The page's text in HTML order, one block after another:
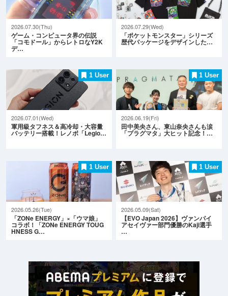
2026.07.30(Thu)
ゲーム・コンピュータ界の伝説
「コモドール」からレトロなY2K
デ…
2026.07.29(Wed)
「ポケットモンスター」シリーズ
歴代パッケージをデザインした…
1 User
2026.07.01(Wed)
軍用級タフネス＆高冷却・大容量
バッテリー搭載！レノボ「Legio…
1 User
2026.06.19(Fri)
田中美央さん、東山奈央さんも涙
「プラグマタ」大ヒット記念！…
1 User
2026.05.26(Tue)
「ZONe ENERGY」×「ウマ娘」
コラボ！「ZONe ENERGY TOUG
HNESS G…
1 User
2026.05.09(Sat)
【EVO Japan 2026】ヴァンパイ
アセイヴァー部門優勝のKaji選手
…